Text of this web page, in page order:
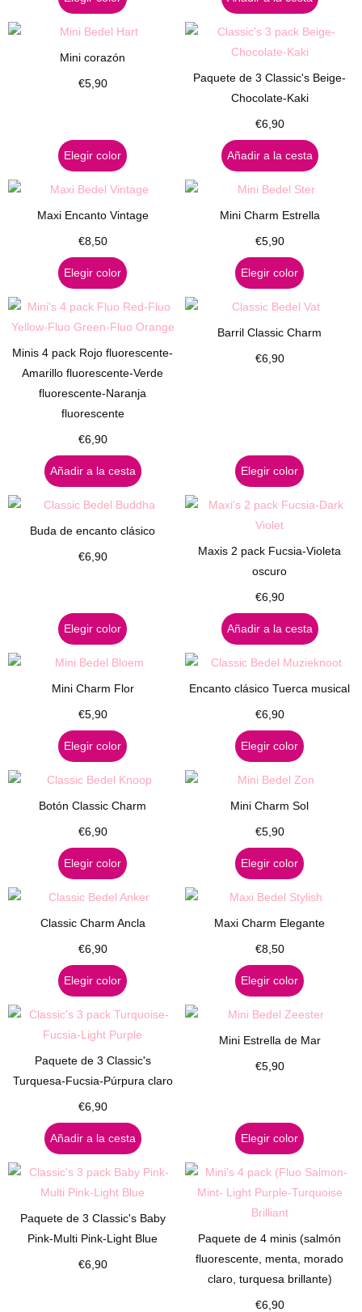
Mini corazón
€5,90
Elegir color
Paquete de 3 Classic's Beige-
Chocolate-Kaki
€6,90
Añadir a la cesta
Maxi Encanto Vintage
€8,50
Elegir color
Mini Charm Estrella
€5,90
Elegir color
Minis 4 pack Rojo fluorescente-
Amarillo fluorescente-Verde
fluorescente-Naranja
fluorescente
€6,90
Añadir a la cesta
Barril Classic Charm
€6,90
Elegir color
Buda de encanto clásico
€6,90
Elegir color
Maxis 2 pack Fucsia-Violeta
oscuro
€6,90
Añadir a la cesta
Mini Charm Flor
€5,90
Elegir color
Encanto clásico Tuerca musical
€6,90
Elegir color
Botón Classic Charm
€6,90
Elegir color
Mini Charm Sol
€5,90
Elegir color
Classic Charm Ancla
€6,90
Elegir color
Maxi Charm Elegante
€8,50
Elegir color
Paquete de 3 Classic's
Turquesa-Fucsia-Púrpura claro
€6,90
Añadir a la cesta
Mini Estrella de Mar
€5,90
Elegir color
Paquete de 3 Classic's Baby
Pink-Multi Pink-Light Blue
€6,90
Paquete de 4 minis (salmón
fluorescente, menta, morado
claro, turquesa brillante)
€6,90